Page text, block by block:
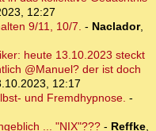
12:27
9/11, 10/7. - Naclador,
heute 13.10.2023 steckt
@Manuel? der ist doch
12:17
und Fremdhypnose. -
... "NIX"???- Reffke,